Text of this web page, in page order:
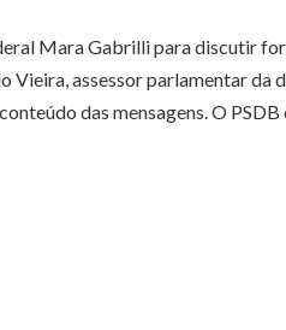
Mara Gabrilli para discutir
assessor parlamentar da
das mensagens. O